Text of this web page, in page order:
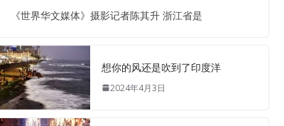
《世界华文媒体》摄影记者陈其升 浙江省是
想你的风还是吹到了印度洋
2024年4月3日